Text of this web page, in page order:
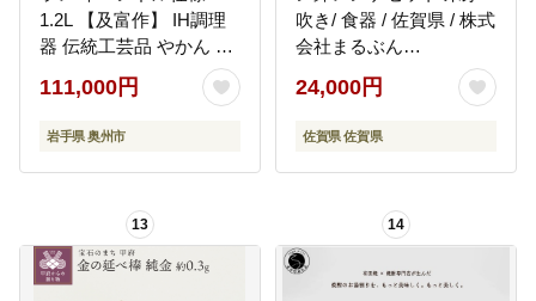
1.2L 【及富作】 IH調理
器 伝統工芸品 やかん ケ
トル キッチン用品 食器
日用品 雑貨 [AK006]
111,000円
岩手県 奥州市
吹き/ 食器 / 佐賀県 / 株式
会社まるぶん
[41APCD017]
24,000円
佐賀県 佐賀県
13 14